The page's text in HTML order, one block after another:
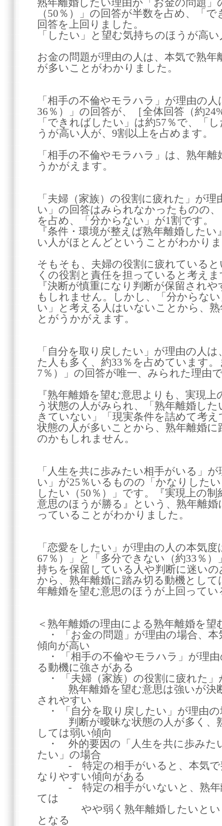
熟年離婚したい理由が「お金の問題
（50％）」の回答が半数を占め、「
回答を上回りました。
「したい」と望む気持ちのほうが高
お金の問題が理由の人は、本気で熟
が多いことがわかりました。
「相手の不倫やモラハラ」が理由の
36％）」の回答が、［全体回答（約
「できればしたい」は約57％で、「
うが高い人が、9割以上を占めます。
「相手の不倫やモラハラ」は、熟年
うかがえます。
「夫婦（家族）の役割に疲れた」が
い」の回答はみられなかったものの
を占め、「分からない」が1割です。
『条件・環境が整えば熟年離婚した
い人がほとんどということがわかり
そもそも、夫婦の役割に疲れている
くの役割と責任を担っていると考え
『決断が慎重になり判断が保留され
もしれません。しかし、「分からな
い」と考える人はいないことから、
とがうかがえます。
「自分を取り戻したい」が理由の人
た人も多く、約33％を占めています
7％）」の回答が唯一、みられた理由
『熟年離婚を望む意思よりも、実現
う状態の人がみられ、「熟年離婚し
きていない」「現実条件を詰めて考
状態の人が多いことから、熟年離婚
のかもしれません。
「人生を共に歩みたい相手がいる」
い」が25％いるものの「かなりした
したい（50％）」です。『実現上の
意思のほうが勝る』という、熟年離
っていることがわかりました。
「恋愛をしたい」が理由の人の本気
67％）」と「多分できない（約33％
持ちを保留している人や判断に迷い
から、熟年離婚に踏み切る動機とし
年離婚を望む意思のほうが上回って
＜熟年離婚の理由による熟年離婚を望
・ 「お金の問題」が理由の場合、
傾向が高い
・ 「相手の不倫やモラハラ」が理
る動機に強さがある
・ 「夫婦（家族）の役割に疲れた」
熟年離婚を望む意思は強いが決断
されやすい
・ 「自分を取り戻したい」が理由の
判断が曖昧な状態の人が多く、熟
しては弱い傾向
・ 外的要因の「人生を共に歩みた
たい」の場合
- 特定の相手がいると、本気で
なりやすい傾向がある
- 特定の相手がいないと、熟年
ては
やや弱く熟年離婚したいという
となる